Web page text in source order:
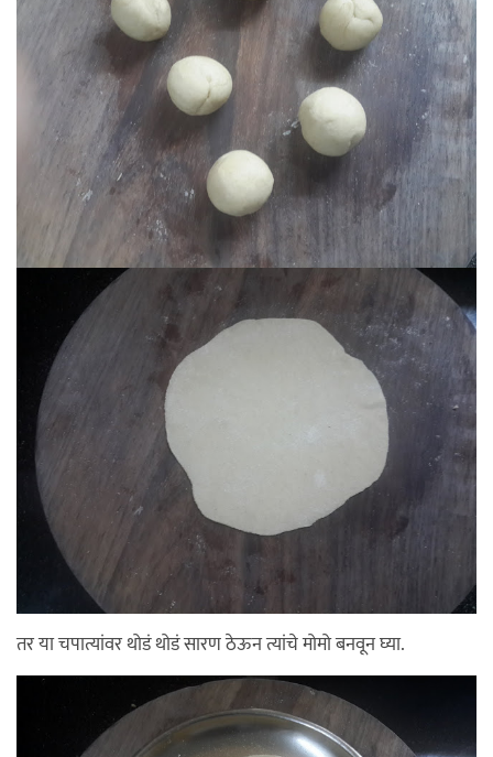
तर या चपात्यांवर थोडं थोडं सारण ठेऊन त्यांचे मोमो बनवून घ्या.